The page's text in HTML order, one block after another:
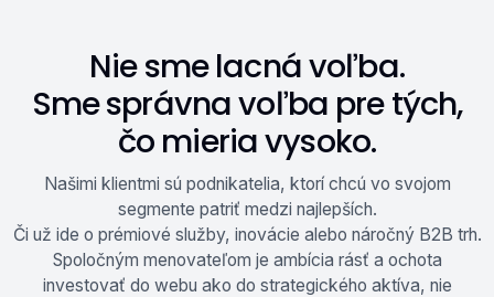
Nie sme lacná voľba.
Sme správna voľba pre tých,
čo mieria vysoko.
Našimi klientmi sú podnikatelia, ktorí chcú vo svojom
segmente patriť medzi najlepších.
Či už ide o prémiové služby, inovácie alebo náročný B2B trh.
Spoločným menovateľom je ambícia rásť a ochota
investovať do webu ako do strategického aktíva, nie